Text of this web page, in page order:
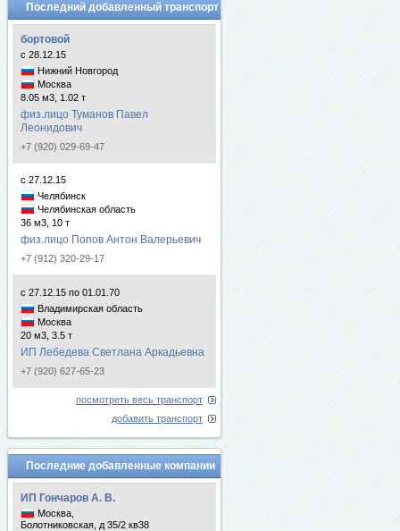
Последний добавленный транспорт
бортовой
с 28.12.15
Нижний Новгород
Москва
8.05 м3, 1.02 т
физ.лицо Туманов Павел
Леонидович
+7 (920) 029-69-47
с 27.12.15
Челябинск
Челябинская область
36 м3, 10 т
физ.лицо Попов Антон Валерьевич
+7 (912) 320-29-17
с 27.12.15 по 01.01.70
Владимирская область
Москва
20 м3, 3.5 т
ИП Лебедева Светлана Аркадьевна
+7 (920) 627-65-23
посмотреть весь транспорт
добавить транспорт
Последние добавленные компании
ИП Гончаров А. В.
Москва,
Болотниковская, д 35/2 кв38